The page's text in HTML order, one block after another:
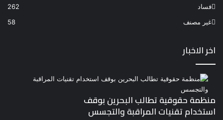
فساد
262
غير مصنف
58
اخر الاخبار
منظمة حقوقية تطالب البحرين بوقف
استخدام تقنيات المراقبة والتجسس